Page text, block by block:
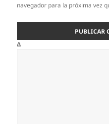
navegador para la próxima vez
Δ